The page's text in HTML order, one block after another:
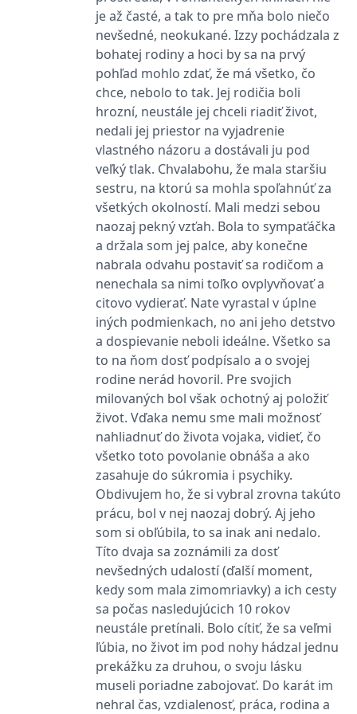
je až časté, a tak to pre mňa bolo niečo
nevšedné, neokukané. Izzy pochádzala z
bohatej rodiny a hoci by sa na prvý
pohľad mohlo zdať, že má všetko, čo
chce, nebolo to tak. Jej rodičia boli
hrozní, neustále jej chceli riadiť život,
nedali jej priestor na vyjadrenie
vlastného názoru a dostávali ju pod
veľký tlak. Chvalabohu, že mala staršiu
sestru, na ktorú sa mohla spoľahnúť za
všetkých okolností. Mali medzi sebou
naozaj pekný vzťah. Bola to sympaťáčka
a držala som jej palce, aby konečne
nabrala odvahu postaviť sa rodičom a
nenechala sa nimi toľko ovplyvňovať a
citovo vydierať. Nate vyrastal v úplne
iných podmienkach, no ani jeho detstvo
a dospievanie neboli ideálne. Všetko sa
to na ňom dosť podpísalo a o svojej
rodine nerád hovoril. Pre svojich
milovaných bol však ochotný aj položiť
život. Vďaka nemu sme mali možnosť
nahliadnuť do života vojaka, vidieť, čo
všetko toto povolanie obnáša a ako
zasahuje do súkromia i psychiky.
Obdivujem ho, že si vybral zrovna takúto
prácu, bol v nej naozaj dobrý. Aj jeho
som si obľúbila, to sa inak ani nedalo.
Títo dvaja sa zoznámili za dosť
nevšedných udalostí (ďalší moment,
kedy som mala zimomriavky) a ich cesty
sa počas nasledujúcich 10 rokov
neustále pretínali. Bolo cítiť, že sa veľmi
ľúbia, no život im pod nohy hádzal jednu
prekážku za druhou, o svoju lásku
museli poriadne zabojovať. Do karát im
nehral čas, vzdialenosť, práca, rodina a
informace o tom, jak
koncový uživatel používá
jakoukoli reklamu,
kterou koncový uživatel
mohl vidět před
návštěvou uvedeného
webu.
www.clarity.ms 1 rok
Tento soubor cookie je
obvykle nastaven
společností Dstillery, aby
umožnil sdílení
mediálního obsahu na
sociálních médiích. Může
také shromažďovat
informace o
návštěvnících webových
stránek, když používají
sociální média ke sdílení
obsahu webových
stránek z navštívené
stránky.
Microsoft
Corporation
.c.bing.com
7 dní
Toto je soubor cookie
první strany společnosti
Microsoft MSN, který
používáme k měření
používání webu pro
interní analýzu.
Microsoft
Corporation
.bing.com
Microsoftu široce
používán jako jedinečný
identifikátor uživatele.
Lze jej nastavit pomocí
vložených skriptů
Microsoft. Široce se věří,
že se synchronizuje s
mnoha různými
doménami společnosti
Microsoft, což umožňuje
sledování uživatelů.
Meta Platform
Inc.
.grada.sk
3 měsíce
Používá Facebook k
poskytování řady
reklamních produktů,
jako je nabízení cen v
inzerentů třetích stran
Microsoft
Corporation
.grada.sk
1 den
Tento soubor cookie
používá společnost Bing
k určení, jaké reklamy by
se měly zobrazovat a
které by mohly být
relevantní pro
koncového uživatele,
který si prohlíží web.
Microsoft
Corporation
.c.bing.com
Toto je cookie první
strany společnosti
Microsoft MSN, které
zajišťuje správné